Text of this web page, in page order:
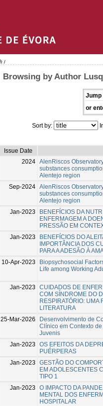
/
Browsing by Author
Jump
or
Sort by:
Issue Date
2024 AlenRiscos
substances
Alentejo region
Sep-2024 AlenRiscos
substances
Alentejo region
Jan-2023
BENEFÍCIOS DA
ENFERMAGEM A
PRESSÃO EM
Jan-2023
BENEFÍCIOS DO
IMPORTÂNCIA DOS
PARA A ADESÃO À
10-Apr-2023
Biopsychosocial
Life among Working
Jan-2023
CUIDADOS DE
COM SÍNDROME DO
RESPIRATÓRIO: UMA
LITERATURA
25-Mar-2026
Desenvolvimento de
Clínico em Contexto
Juvenis
Jan-2023
OS EFEITOS DA
PUÉRPERAS
Jan-2023
GESTÃO DO
EM ADOLESCENTES
TIPO 1
Jan-2023
O IMPACTO DA
MENTAL DOS
HOSPITALAR